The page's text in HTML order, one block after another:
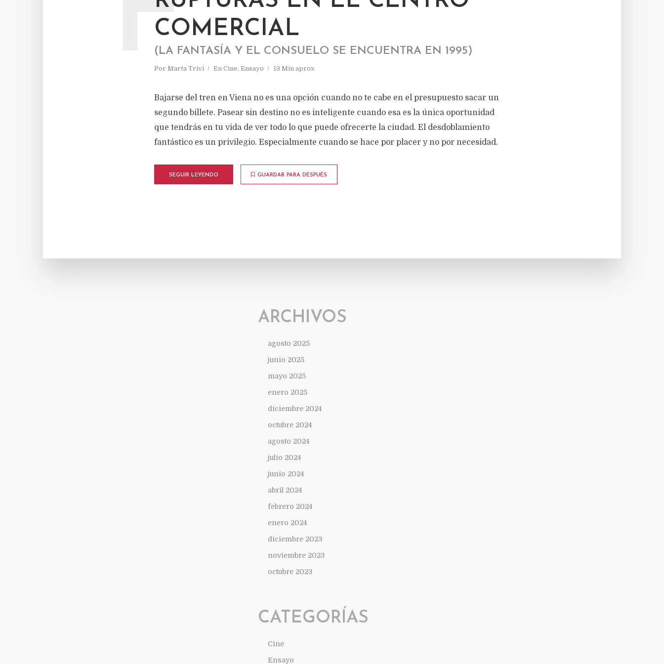
COMERCIAL
(LA FANTASÍA Y EL CONSUELO SE ENCUENTRA EN 1995)
Por Marta Trivi En Cine, Ensayo 13 Min aprox
Bajarse del tren en Viena no es una opción cuando no te cabe en el presupuesto sacar un
segundo billete. Pasear sin destino no es inteligente cuando esa es la única oportunidad
que tendrás en tu vida de ver todo lo que puede ofrecerte la ciudad. El desdoblamiento
fantástico es un privilegio. Especialmente cuando se hace por placer y no por necesidad.
SEGUIR LEYENDO GUARDAR PARA DESPUÉS
ARCHIVOS
agosto 2025
junio 2025
mayo 2025
enero 2025
diciembre 2024
octubre 2024
agosto 2024
julio 2024
junio 2024
abril 2024
febrero 2024
enero 2024
diciembre 2023
noviembre 2023
octubre 2023
CATEGORÍAS
Cine
Ensayo